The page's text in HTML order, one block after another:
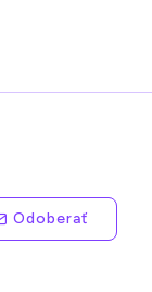
Odoberať